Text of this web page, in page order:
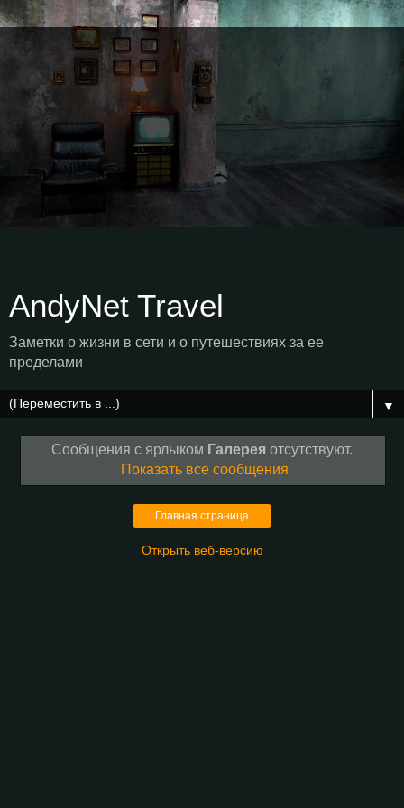
AndyNet Travel
Заметки о жизни в сети и о путешествиях за ее
пределами
▼
Сообщения с ярлыком Галерея отсутствуют.
Показать все сообщения
Главная страница
Открыть веб-версию